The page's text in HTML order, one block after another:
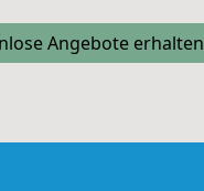
Angebote erhalten